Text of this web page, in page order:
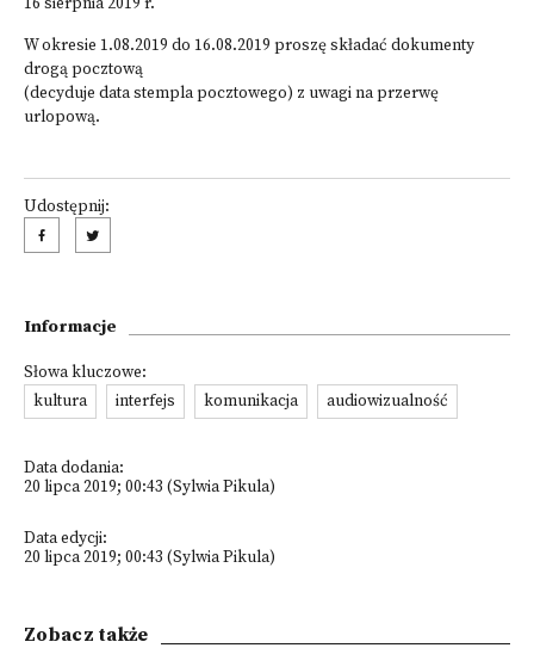
16 sierpnia 2019 r.
W okresie 1.08.2019 do 16.08.2019 proszę składać dokumenty
drogą pocztową
(decyduje data stempla pocztowego) z uwagi na przerwę
urlopową.
Udostępnij:
Informacje
Słowa kluczowe:
kultura
interfejs komunikacja audiowizualność
Data dodania:
20 lipca 2019; 00:43 (Sylwia Pikula)
Data edycji:
20 lipca 2019; 00:43 (Sylwia Pikula)
Zobacz także